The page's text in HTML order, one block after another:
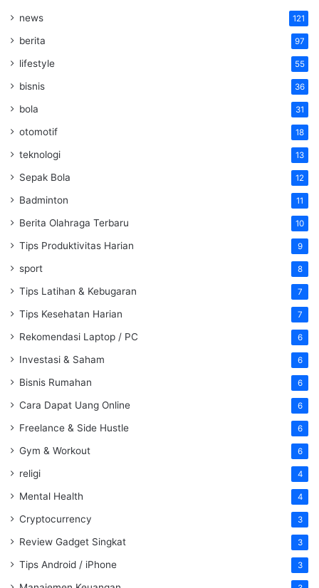
news 121
berita 97
lifestyle 55
bisnis 36
bola 31
otomotif 18
teknologi 13
Sepak Bola 12
Badminton 11
Berita Olahraga Terbaru 10
Tips Produktivitas Harian 9
sport 8
Tips Latihan & Kebugaran 7
Tips Kesehatan Harian 7
Rekomendasi Laptop / PC 6
Investasi & Saham 6
Bisnis Rumahan 6
Cara Dapat Uang Online 6
Freelance & Side Hustle 6
Gym & Workout 6
religi 4
Mental Health 4
Cryptocurrency 3
Review Gadget Singkat 3
Tips Android / iPhone 3